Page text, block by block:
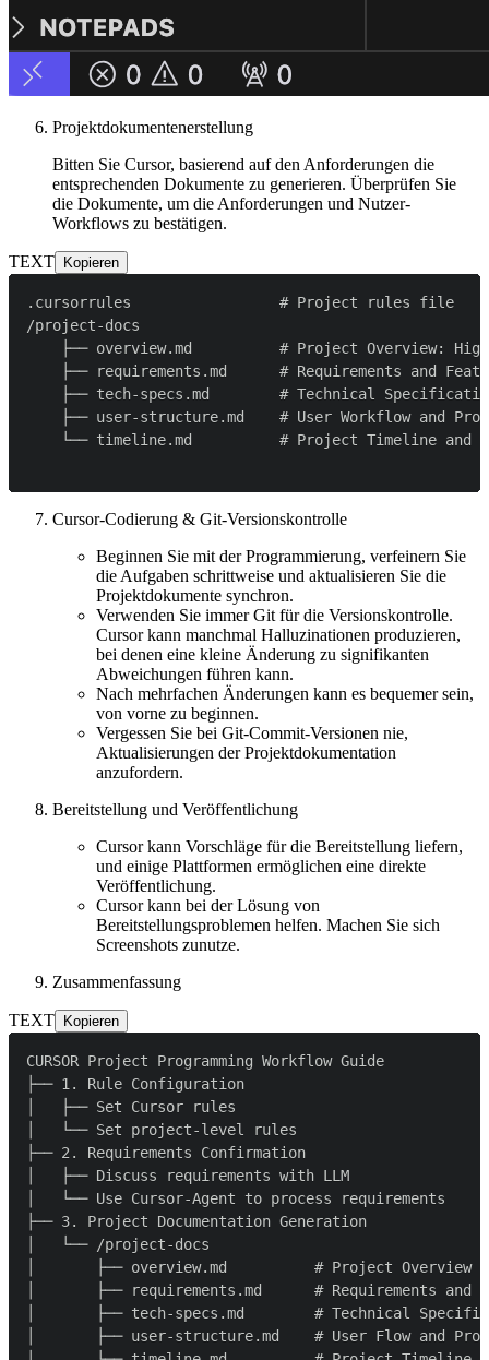
Projektdokumentenerstellung
Bitten Sie Cursor, basierend auf den Anforderungen die
entsprechenden Dokumente zu generieren. Überprüfen Sie
die Dokumente, um die Anforderungen und Nutzer-
Workflows zu bestätigen.
TEXT Kopieren
Cursor-Codierung & Git-Versionskontrolle
Beginnen Sie mit der Programmierung, verfeinern Sie
die Aufgaben schrittweise und aktualisieren Sie die
Projektdokumente synchron.
Verwenden Sie immer Git für die Versionskontrolle.
Cursor kann manchmal Halluzinationen produzieren,
bei denen eine kleine Änderung zu signifikanten
Abweichungen führen kann.
Nach mehrfachen Änderungen kann es bequemer sein,
von vorne zu beginnen.
Vergessen Sie bei Git-Commit-Versionen nie,
Aktualisierungen der Projektdokumentation
anzufordern.
Bereitstellung und Veröffentlichung
Cursor kann Vorschläge für die Bereitstellung liefern,
und einige Plattformen ermöglichen eine direkte
Veröffentlichung.
Cursor kann bei der Lösung von
Bereitstellungsproblemen helfen. Machen Sie sich
Screenshots zunutze.
Zusammenfassung
TEXT Kopieren